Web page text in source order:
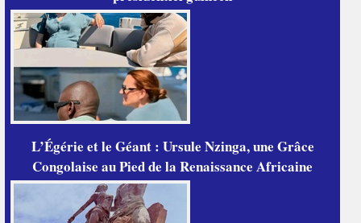
L’Égérie et le Géant : Ursule Nzinga, une Grâce
Congolaise au Pied de la Renaissance Africaine